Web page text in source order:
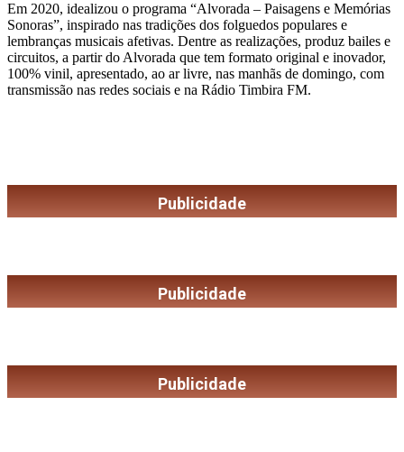
Em 2020, idealizou o programa “Alvorada – Paisagens e Memórias
Sonoras”, inspirado nas tradições dos folguedos populares e
lembranças musicais afetivas. Dentre as realizações, produz bailes e
circuitos, a partir do Alvorada que tem formato original e inovador,
100% vinil, apresentado, ao ar livre, nas manhãs de domingo, com
transmissão nas redes sociais e na Rádio Timbira FM.
Publicidade
Publicidade
Publicidade